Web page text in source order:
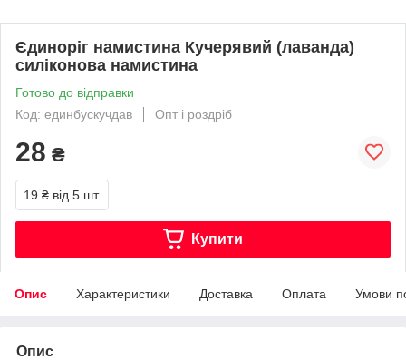
Єдиноріг намистина Кучерявий (лаванда)
силіконова намистина
Готово до відправки
Код: единбускучдав
Опт і роздріб
28 ₴
19 ₴ від 5 шт.
Купити
Опис Характеристики Доставка Оплата Умови
Опис